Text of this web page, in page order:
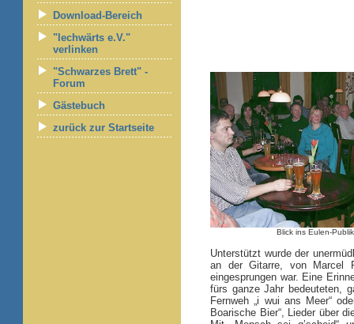
Download-Bereich
"lechwärts e.V."
verlinken
"Schwarzes Brett" -
Forum
Gästebuch
zurück zur Startseite
Blick ins Eulen-
Unterstützt wurde der
an der Gitarre, von Marcel
eingesprungen war. Eine
fürs ganze Jahr bedeuteten,
Fernweh „i wui ans Meer“
Boarische Bier“, Lieder über